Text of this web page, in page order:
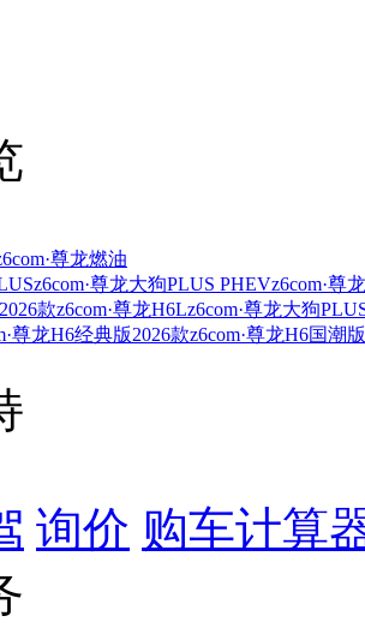
尊龙燃油
z6com·尊龙大狗PLUS PHEVz6com·尊
款z6com·尊龙H6Lz6com·尊龙大狗
尊龙H6经典版2026款z6com·尊龙H6国潮版
询价 购车计算